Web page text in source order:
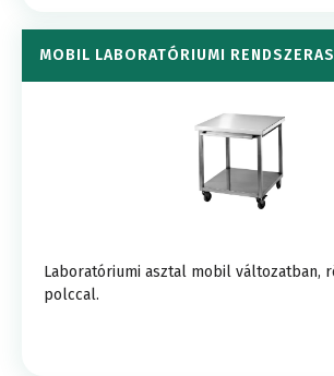
MOBIL LABORATÓRIUMI
Laboratóriumi asztal mobil változatban,
polccal.